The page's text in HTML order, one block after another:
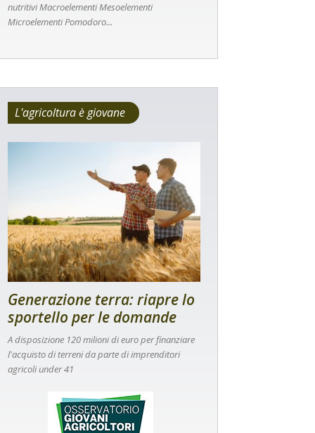
nutritivi Macroelementi Mesoelementi
Microelementi Pomodoro...
L'agricoltura è giovane
Generazione terra: riapre lo
sportello per le domande
A disposizione 120 milioni di euro per finanziare
l'acquisto di terreni da parte di imprenditori
agricoli under 41